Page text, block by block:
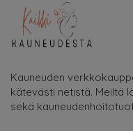
Kauneuden
kätevästi netistä. Meiltä
sekä